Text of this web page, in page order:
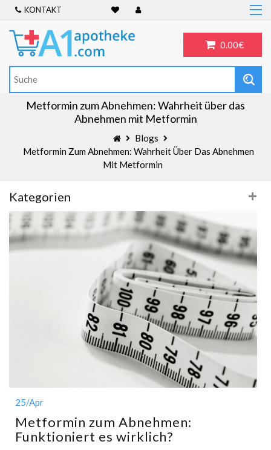
KONTAKT
0.00€
Home
Frauengesundheit
ADHS
Allergien
Metformin zum Abnehmen: Wahrheit über das
Abnehmen mit Metformin
Blogs
Metformin Zum Abnehmen: Wahrheit Über Das Abnehmen
Mit Metformin
Kategorien
25/Apr
Metformin zum Abnehmen:
Funktioniert es wirklich?